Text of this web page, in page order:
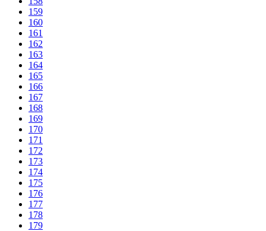
159
160
161
162
163
164
165
166
167
168
169
170
171
172
173
174
175
176
177
178
179